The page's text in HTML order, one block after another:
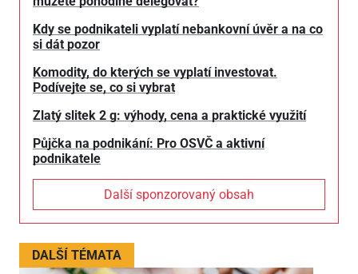
Kdy se podnikateli vyplatí nebankovní úvěr a na co
si dát pozor
Komodity, do kterých se vyplatí investovat.
Podívejte se, co si vybrat
Zlatý slitek 2 g: výhody, cena a praktické využití
Půjčka na podnikání: Pro OSVČ a aktivní
podnikatele
Další sponzorovaný obsah
DALŠÍ TÉMATA